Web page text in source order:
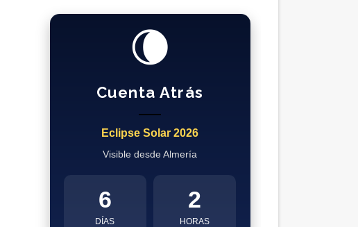
🌘
Cuenta Atrás
Eclipse Solar 2026
Visible desde Almería
6
DÍAS
2
HORAS